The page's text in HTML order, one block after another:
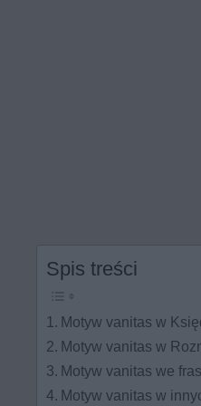
Spis treści
Motyw vanitas w
Motyw vanitas w
Motyw vanitas we
Motyw vanitas w